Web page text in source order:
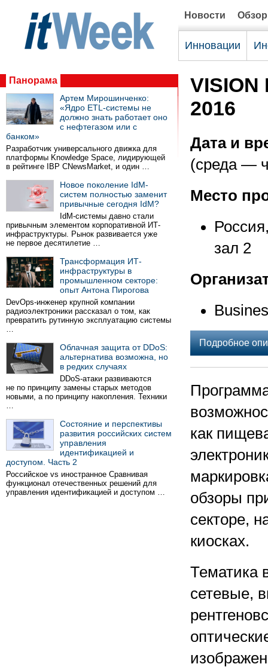
Новости
Инновации
Панорама
Артем Мирошинченко:
«Ядро ETL-системы не
должно знать работает оно
с нефтегазом или с
банком»
Разработчик универсального движка для
платформы Knowledge Space, лидирующей
в рейтинге IBP CNewsMarket, и один …
Новое поколение IdM-
систем полностью заменит
привычные сегодня IdM?
IdM-системы давно стали
привычным элементом корпоративной ИТ-
инфраструктуры. Рынок развивается уже
не первое десятилетие …
Трансформация ИТ-
инфраструктуры в
промышленном секторе:
опыт Антона Пирогова
DevOps-инженер крупной компании
радиоэлектроники рассказал о том, как
превратить рутинную эксплуатацию системы
…
Облачная защита от DDoS:
альтернатива возможна, но
в редких случаях
DDoS-атаки развиваются
не по принципу замены старых методов
новыми, а по принципу накопления. Техники
…
Состояние и перспективы
развития российских систем
управления
идентификацией и
доступом. Часть 2
Российское vs иностранное Сравнивая
функционал отечественных решений для
управления идентификацией и доступом …
2016
Дата и
(среда —
Место
зал 2
Подробное
как
обзоры
секторе,
киосках.
Тематика
сетевые,